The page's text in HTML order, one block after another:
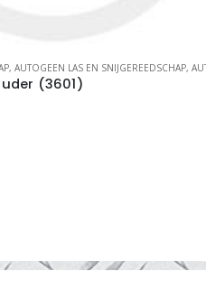
, AUTOGEEN LAS EN SNIJGEREEDSCHAP, AUTOGEEN
(3601)